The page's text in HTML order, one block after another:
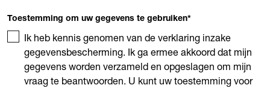
Toestemming om uw gegevens te gebruiken*
Ik heb kennis genomen van de verklaring inzake
gegevensbescherming. Ik ga ermee akkoord dat mijn
gegevens worden verzameld en opgeslagen om mijn
vraag te beantwoorden. U kunt uw toestemming voor